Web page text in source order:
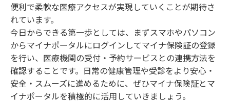
便利で柔軟な医療アクセスが実現していくことが期待さ
れています。
今日からできる第一歩としては、まずスマホやパソコン
からマイナポータルにログインしてマイナ保険証の登録
を行い、医療機関の受付・予約サービスとの連携方法を
確認することです。日常の健康管理や受診をより安心・
安全・スムーズに進めるために、ぜひマイナ保険証とマ
イナポータルを積極的に活用していきましょう。